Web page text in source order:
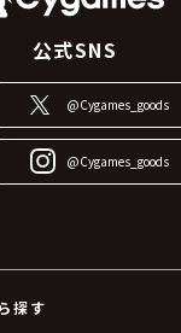
公式SNS
@Cygames_goods
@Cygames_goods
探す